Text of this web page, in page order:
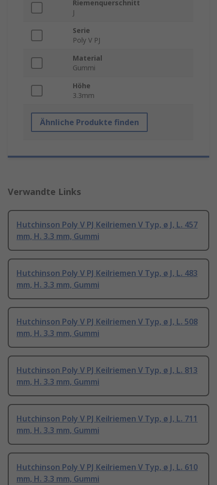
Riemenquerschnitt
J
Serie
Poly V PJ
Material
Gummi
Höhe
3.3mm
Ähnliche Produkte finden
Verwandte Links
Hutchinson Poly V PJ Keilriemen V Typ, ø J, L. 457
mm, H. 3.3 mm, Gummi
Hutchinson Poly V PJ Keilriemen V Typ, ø J, L. 483
mm, H. 3.3 mm, Gummi
Hutchinson Poly V PJ Keilriemen V Typ, ø J, L. 508
mm, H. 3.3 mm, Gummi
Hutchinson Poly V PJ Keilriemen V Typ, ø J, L. 813
mm, H. 3.3 mm, Gummi
Hutchinson Poly V PJ Keilriemen V Typ, ø J, L. 711
mm, H. 3.3 mm, Gummi
Hutchinson Poly V PJ Keilriemen V Typ, ø J, L. 610
mm, H. 3.3 mm, Gummi